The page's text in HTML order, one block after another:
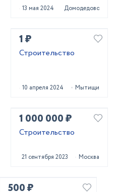
13 мая 2024 Домодедово
1 ₽
Строительство
10 апреля 2024 Мытищи
1 000 000 ₽
Строительство
21 сентября 2023 Москва
500 ₽